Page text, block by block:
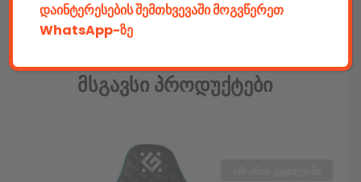
Მსგავსი Პროდუქტები
დაინტერესების შემთხვევაში მოგვწერეთ
WhatsApp-ზე